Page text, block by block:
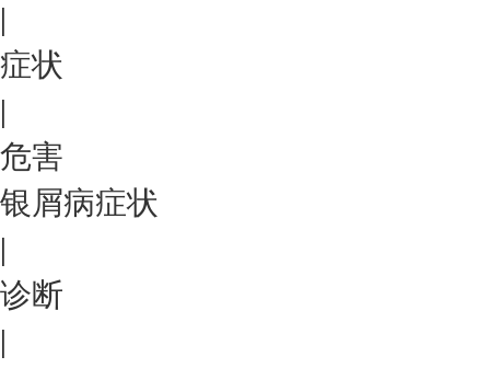
|
症状
|
危害
银屑病症状
|
诊断
|